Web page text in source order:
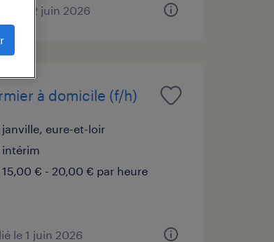
le 22 juin 2026
à domicile (f/h)
janville, eure-et-loir
intérim
15,00 € - 20,00 € par heure
le 1 juin 2026